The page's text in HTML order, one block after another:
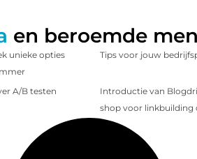
en beroemde
unieke opties
Tips voor jouw
A/B testen
Introductie van
shop voor linkbuilding